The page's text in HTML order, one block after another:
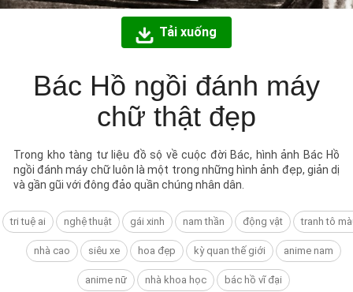
Tải xuống
Bác Hồ ngồi đánh máy
chữ thật đẹp
Trong kho tàng tư liệu đồ sộ về cuộc đời Bác, hình ảnh Bác Hồ
ngồi đánh máy chữ luôn là một trong những hình ảnh đẹp, giản dị
và gần gũi với đông đảo quần chúng nhân dân.
tri tuệ ai nghệ thuật gái xinh nam thần động vật tranh tô
nhà cao siêu xe hoa đẹp kỳ quan thế giới anime nam
anime nữ nhà khoa học bác hồ vĩ đại